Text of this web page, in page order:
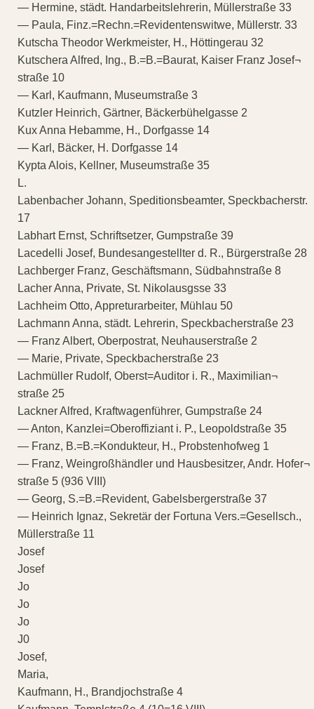
— Hermine, städt. Handarbeitslehrerin, Müllerstraße 33
— Paula, Finz.=Rechn.=Revidentenswitwe, Müllerstr. 33
Kutscha Theodor Werkmeister, H., Höttingerau 32
Kutschera Alfred, Ing., B.=B.=Baurat, Kaiser Franz Josef¬
straße 10
— Karl, Kaufmann, Museumstraße 3
Kutzler Heinrich, Gärtner, Bäckerbühelgasse 2
Kux Anna Hebamme, H., Dorfgasse 14
— Karl, Bäcker, H. Dorfgasse 14
Kypta Alois, Kellner, Museumstraße 35
L.
Labenbacher Johann, Speditionsbeamter, Speckbacherstr.
17
Labhart Ernst, Schriftsetzer, Gumpstraße 39
Lacedelli Josef, Bundesangestellter d. R., Bürgerstraße 28
Lachberger Franz, Geschäftsmann, Südbahnstraße 8
Lacher Anna, Private, St. Nikolausgsse 33
Lachheim Otto, Appreturarbeiter, Mühlau 50
Lachmann Anna, städt. Lehrerin, Speckbacherstraße 23
— Franz Albert, Oberpostrat, Neuhauserstraße 2
— Marie, Private, Speckbacherstraße 23
Lachmüller Rudolf, Oberst=Auditor i. R., Maximilian¬
straße 25
Lackner Alfred, Kraftwagenführer, Gumpstraße 24
— Anton, Kanzlei=Oberoffiziant i. P., Leopoldstraße 35
— Franz, B.=B.=Kondukteur, H., Probstenhofweg 1
— Franz, Weingroßhändler und Hausbesitzer, Andr. Hofer¬
straße 5 (936 VIII)
— Georg, S.=B.=Revident, Gabelsbergerstraße 37
— Heinrich Ignaz, Sekretär der Fortuna Vers.=Gesellsch.,
Müllerstraße 11
Josef
Josef
Jo
Jo
Jo
J0
Josef,
Maria,
Kaufmann, H., Brandjochstraße 4